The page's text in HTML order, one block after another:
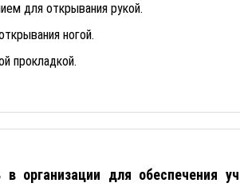
для открывания рукой.
ногой.
прокладкой.
организации для обеспечения